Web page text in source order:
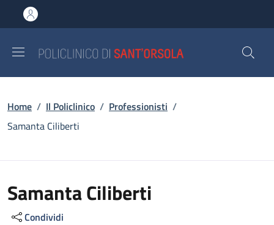
al contenuto principale
to footer content
Briciole di pane
Home / Il Policlinico / Professionisti /
Samanta Ciliberti
Samanta Ciliberti
Condividi